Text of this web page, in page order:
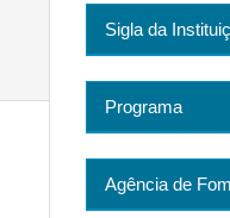
Sigla da
Programa
Agência de